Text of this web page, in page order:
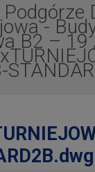
Podgórze
-
B2 – 19